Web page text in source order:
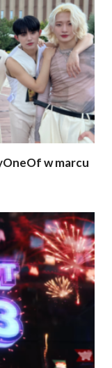
w marcu